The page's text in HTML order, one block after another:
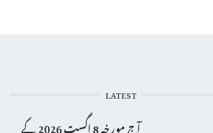
LATEST
آج مورخہ 8 اگست 2026 کے